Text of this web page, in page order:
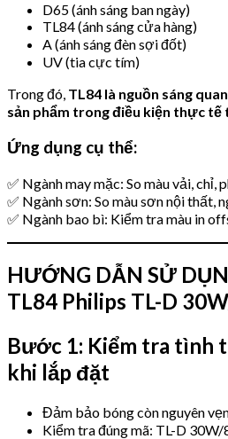
D65 (ánh sáng ban ngày)
TL84 (ánh sáng cửa hàng)
A (ánh sáng đèn sợi đốt)
UV (tia cực tím)
Trong đó, TL84 là nguồn sáng
sản phẩm trong điều kiện thực tế
Ứng dụng cụ thể:
✅ Ngành may mặc: So màu vải, chỉ,
✅ Ngành sơn: So màu sơn nội thất,
✅ Ngành bao bì: Kiểm tra màu in
HƯỚNG DẪN SỬ
TL84 Philips TL-D
Bước 1: Kiểm tra tình
khi lắp đặt
Đảm bảo bóng còn nguyên
Kiểm tra đúng mã: TL-D 30W/